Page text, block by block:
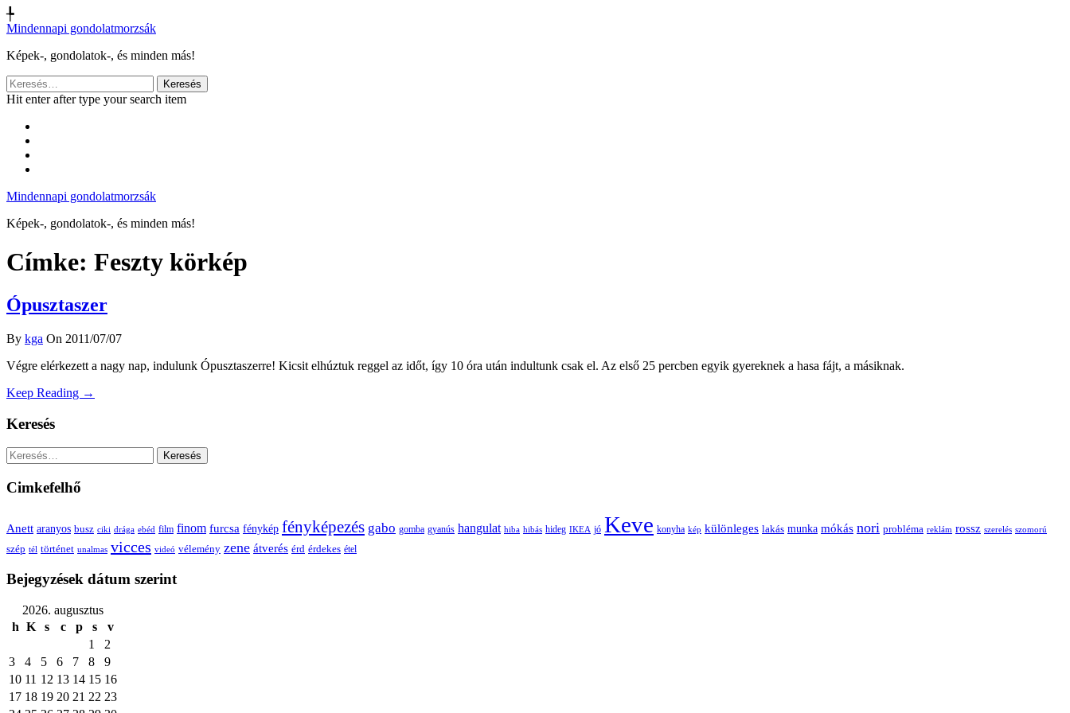
╄
Mindennapi gondolatmorzsák
Képek-, gondolatok-, és minden más!
Keresés:
Hit enter after type your search item
Mindennapi gondolatmorzsák
Képek-, gondolatok-, és minden más!
Címke: Feszty körkép
Ópusztaszer
By kga On 2011/07/07
Végre elérkezett a nagy nap, indulunk Ópusztaszerre! Kicsit elhúztuk reggel az időt, így 10 óra után indultunk csak el. Az első 25 percben egyik gyereknek a hasa fájt, a másiknak.
Keep Reading →
Keresés
Keresés:
Cimkefelhő
Anett aranyos busz ciki drága ebéd film finom furcsa fénykép fényképezés gabo gomba gyanús hangulat hiba hibás hideg IKEA jó Keve konyha kép különleges lakás munka mókás nori probléma reklám rossz szerelés szomorú
szép tél történet unalmas vicces videó vélemény zene átverés érd érdekes étel
Bejegyzések dátum szerint
2026. augusztus
h K s c p s
v
1
2
3
4 5 6 7 8
9
10 11 12 13 14 15 16
17 18 19 20 21 22 23